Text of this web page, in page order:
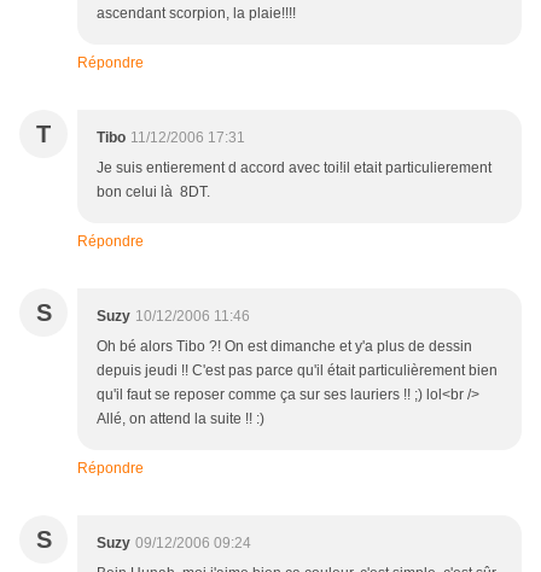
ascendant scorpion, la plaie!!!!
Répondre
T Tibo 11/12/2006 17:31
Je suis entierement d accord avec toi!il etait particulierement
bon celui là 8DT.
Répondre
S Suzy 10/12/2006 11:46
Oh bé alors Tibo ?! On est dimanche et y'a plus de dessin
depuis jeudi !! C'est pas parce qu'il était particulièrement bien
qu'il faut se reposer comme ça sur ses lauriers !! ;) lol<br />
Allé, on attend la suite !! :)
Répondre
S Suzy 09/12/2006 09:24